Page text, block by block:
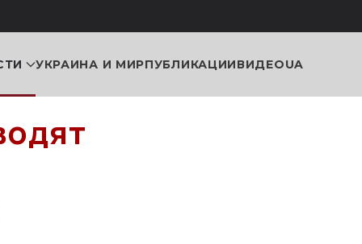
УКРАИНА И МИРПУБЛИКАЦИИВИДЕОUA